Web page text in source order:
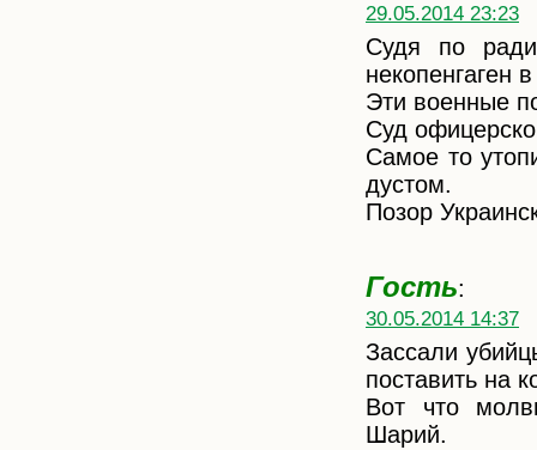
29.05.2014 23:23
Судя по
некопенгаген
Эти военные
Суд
Самое то
дустом.
Позор
Гость:
30.05.2014 14:37
Зассали
поставить на
Вот что
Шарий.